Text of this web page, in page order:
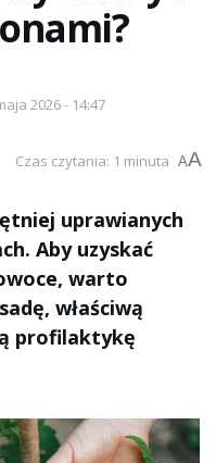
2026 - 14:47
Czas czytania: 1 minuta AA
uprawianych
Aby uzyskać
warto
właściwą
profilaktykę